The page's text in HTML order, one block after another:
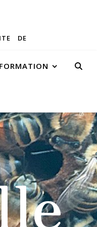
DE
FORMATION